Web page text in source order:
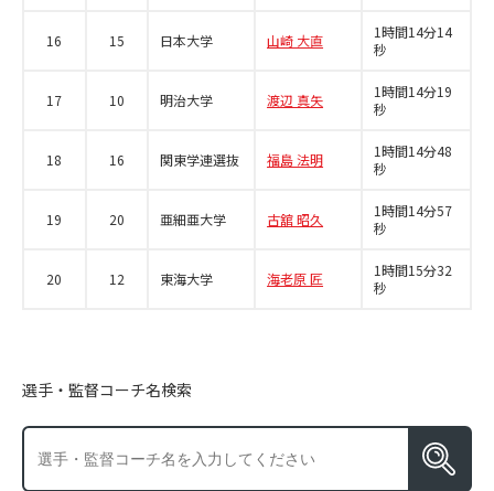
16 15 日本大学 山崎 大直
1時間14分14
秒
17 10 明治大学 渡辺 真矢
1時間14分19
秒
18 16 関東学連選抜 福島 法明
1時間14分48
秒
19 20 亜細亜大学 古舘 昭久
1時間14分57
秒
20 12 東海大学 海老原 匠
1時間15分32
秒
選手・監督コーチ名検索